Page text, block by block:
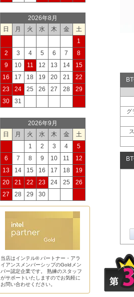
グ
2026年8月
日
月 火 水 木 金
土
1
2
3 4 5 6 7
8
9
10 11 12 13 14
15
16
17 18 19 20 21
22
23
24 25 26 27 28
29
30
31
2026年9月
日
月 火 水 木 金
土
1
2 3 4
5
6
7 8 9 10 11
12
13
14 15 16 17 18
19
20
21 22 23 24 25
26
27
28 29 30
当店はインテル® パートナー・アラ
イアンスメンバーシップのGoldメン
バー認定企業です。 熟練のスタッフ
がサポートいたしますのでお気軽に
お問い合わせください。